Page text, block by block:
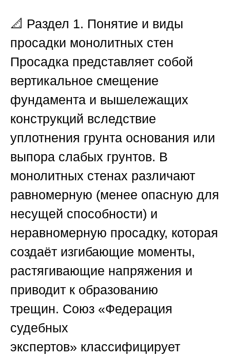
📐 Раздел 1. Понятие и виды
просадки монолитных стен
Просадка представляет собой
вертикальное смещение
фундамента и вышележащих
конструкций вследствие
уплотнения грунта основания или
выпора слабых грунтов. В
монолитных стенах различают
равномерную (менее опасную для
несущей способности) и
неравномерную просадку, которая
создаёт изгибающие моменты,
растягивающие напряжения и
приводит к образованию
трещин. Союз «Федерация
судебных
экспертов» классифицирует